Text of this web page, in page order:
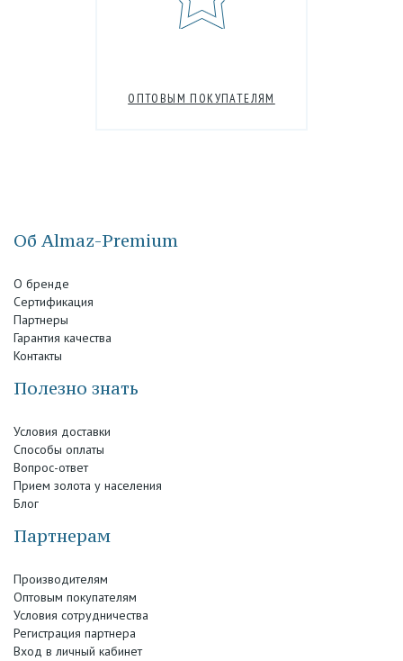
ОПТОВЫМ ПОКУПАТЕЛЯМ
Об Almaz-Premium
О бренде
Сертификация
Партнеры
Гарантия качества
Контакты
Полезно знать
Условия доставки
Способы оплаты
Вопрос-ответ
Прием золота у населения
Блог
Партнерам
Производителям
Оптовым покупателям
Условия сотрудничества
Регистрация партнера
Вход в личный кабинет